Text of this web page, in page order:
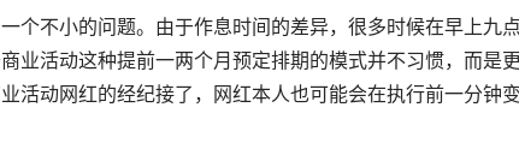
个不小的问题。由于作息时间的差异，很多时候在早上九
业活动这种提前一两个月预定排期的模式并不习惯，而是
活动网红的经纪接了，网红本人也可能会在执行前一分钟变